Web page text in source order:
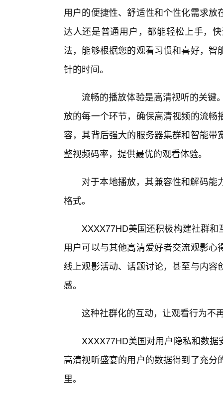
用户的便捷性、舒适性和个性化需求
达人还是普通用户，都能轻松上手，
法，能够根据您的观看习惯和喜好，
针的时间。
流畅的播放体验是高清视听的关键
放的每一个环节，确保高清视频的流
容，其背后强大的服务器集群和智能
整视频码率，提供最优的观看体验。
对于本地播放，其兼容性和解码
格式。
XXXX77HD美国还积极构建社群
用户可以与其他高清爱好者交流观影
线上观影活动、话题讨论，甚至与内
感。
这种社群化的互动，让观看行为不
XXXX77HD美国对用户隐私和数
高清视听盛宴的用户的数据得到了充
里。